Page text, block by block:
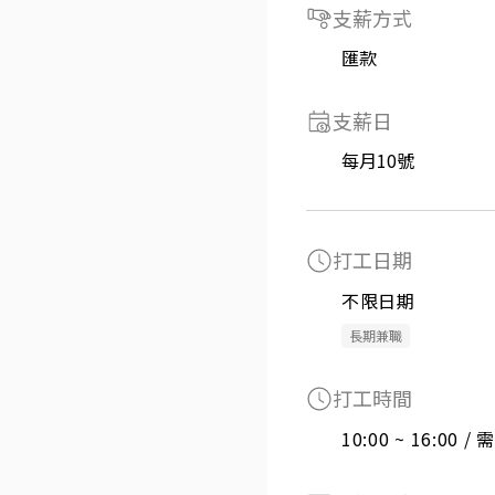
支薪方式
匯款
支薪日
每月10號
打工日期
不限日期
長期兼職
打工時間
10:00 ~ 16:00 /